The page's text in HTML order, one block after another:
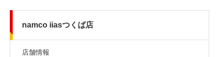
namco iiasつくば店
店舗情報